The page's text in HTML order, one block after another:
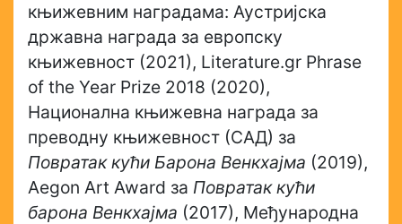
књижевним наградама: Аустријска
државна награда за европску
књижевност (2021), Literature.gr Phrase
of the Year Prize 2018 (2020),
Национална књижевна награда за
преводну књижевност (САД) за
Повратак кући Барона Венкхајма (2019),
Aegon Art Award за Повратак кући
барона Венкхајма (2017), Међународна